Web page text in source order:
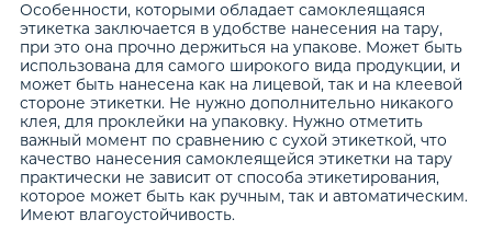
Особенности, которыми обладает самоклеящаяся
этикетка заключается в удобстве нанесения на тару,
при это она прочно держиться на упакове. Может быть
использована для самого широкого вида продукции, и
может быть нанесена как на лицевой, так и на клеевой
стороне этикетки. Не нужно дополнительно никакого
клея, для проклейки на упаковку. Нужно отметить
важный момент по сравнению с сухой этикеткой, что
качество нанесения самоклеящейся этикетки на тару
практически не зависит от способа этикетирования,
которое может быть как ручным, так и автоматическим.
Имеют влагоустойчивость.